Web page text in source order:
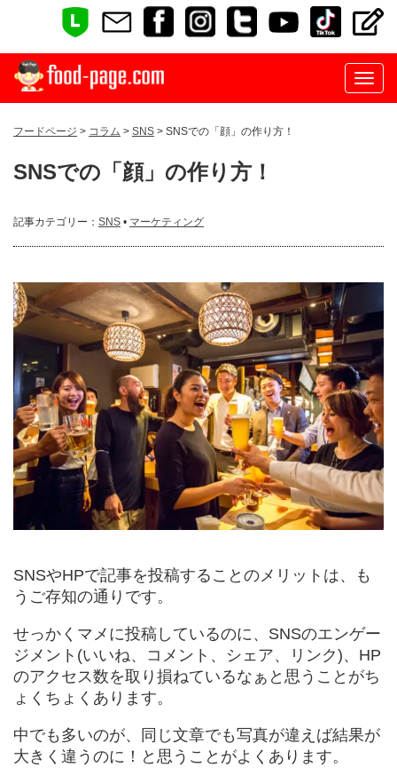
フードページ > コラム > SNS > SNSでの「顔」の作り方！
SNSでの「顔」の作り方！
記事カテゴリー： SNS • マーケティング
SNSやHPで記事を投稿することのメリットは、も
うご存知の通りです。
せっかくマメに投稿しているのに、SNSのエンゲー
ジメント(いいね、コメント、シェア、リンク)、HP
のアクセス数を取り損ねているなぁと思うことがち
ょくちょくあります。
中でも多いのが、同じ文章でも写真が違えば結果が
大きく違うのに！と思うことがよくあります。